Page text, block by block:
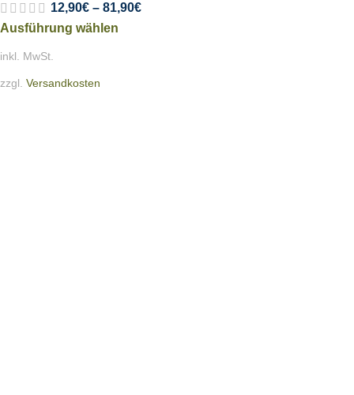
12,90€ – 81,90€
Ausführung wählen
inkl. MwSt.
zzgl. Versandkosten